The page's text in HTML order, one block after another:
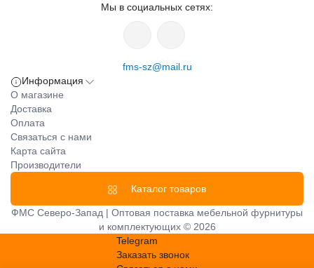
Мы в социальных сетях:
fms-sz@mail.ru
Информация
О магазине
Доставка
Оплата
Связаться с нами
Карта сайта
Производители
Каталог товаров
ФМС Северо-Запад | Оптовая поставка мебельной фурнитуры
и комплектующих © 2026
Telegram
Заказать звонок